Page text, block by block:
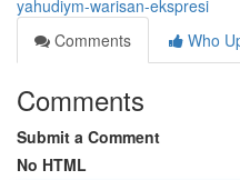
yahudiym-warisan-ekspresi
Comments
Who
Comments
Submit a Comment
No HTML